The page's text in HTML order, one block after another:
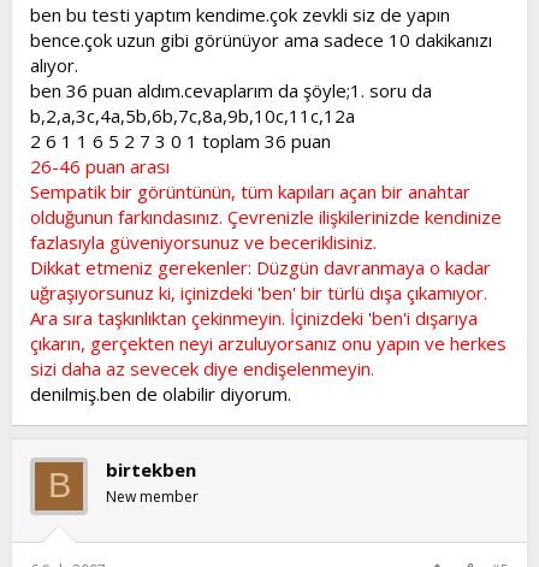
çözersiniz. Keyfiniz zaten çok çabuk yerine gelir.
4) En samimi kız arkadaşınız kuaförde saçlarını yaptırmış, fakat
çok kötü görünüyor. Ona ne dersiniz?
a) 'Kuaföre mi gittin? Çok hoş olmuş' diyerek arkadaşınızın
moralini bozmamaya çalışırsınız nasılsa olan olmuştur.
b) 'Hala en yakın arkadaşımsın' diyerek, hoş bir şekilde
beğenmediğinizi anlatırsınız.
c) 'Eski saçların daha güzeldi' diyip net bir şekilde
beğenmediğinizi ona söylersiniz.
5) Dostane ama sizi sürekli lafa tutan komşunuz, çok aceleniz
varken size merdivenlerde rastlarsa...
a) Onu sabırla dinler, lafını kesmezsiniz. Elbet bir ara diyecekleri
bitecektir.
b) Kibarca çok aceleniz olduğunu söyler, hızlı adımlarla
uzaklaşırsınız.
c) Konuşmayı çabucak bitirmesi için kestirme laflarla cevap verir,
sizi lafa tutup engellediğini tavırlarınızla belli edersiniz.
6) Kayınvalideniz yaş gününüzde size çok zevksiz bir kazak
hediye etti... a) Mutlaka teşekkür edersiniz, ama kazağınız
b) Hemen içine bakıp, değiştirme kartı olup olmadığını kontrol
edersiniz.
c) Kayınvalidenizin sizin zevkinizi hala anlamamış olması canınızı
sıkar ve gecenin ilerleyen saatlerinde bunu kendinize dert
ben bu testi yaptım kendime.çok zevkli siz de yapın
bence.çok uzun gibi görünüyor ama sadece 10 dakikanızı
alıyor.
ben 36 puan aldım.cevaplarım da şöyle;1. soru da
b,2,a,3c,4a,5b,6b,7c,8a,9b,10c,11c,12a
2 6 1 1 6 5 2 7 3 0 1 toplam 36 puan
26-46 puan arası
Sempatik bir görüntünün, tüm kapıları açan bir anahtar
olduğunun farkındasınız. Çevrenizle ilişkilerinizde kendinize
fazlasıyla güveniyorsunuz ve beceriklisiniz.
Dikkat etmeniz gerekenler: Düzgün davranmaya o kadar
uğraşıyorsunuz ki, içinizdeki 'ben' bir türlü dışa çıkamıyor.
Ara sıra taşkınlıktan çekinmeyin. İçinizdeki 'ben'i dışarıya
çıkarın, gerçekten neyi arzuluyorsanız onu yapın ve herkes
sizi daha az sevecek diye endişelenmeyin.
denilmiş.ben de olabilir diyorum.
B birtekben
New member